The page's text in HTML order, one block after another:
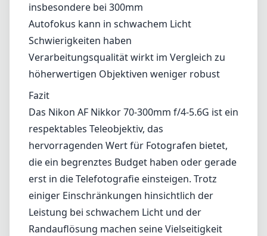
insbesondere bei 300mm
Autofokus kann in schwachem Licht
Schwierigkeiten haben
Verarbeitungsqualität wirkt im Vergleich zu
höherwertigen Objektiven weniger robust
Fazit
Das Nikon AF Nikkor 70-300mm f/4-5.6G ist ein
respektables Teleobjektiv, das
hervorragenden Wert für Fotografen bietet,
die ein begrenztes Budget haben oder gerade
erst in die Telefotografie einsteigen. Trotz
einiger Einschränkungen hinsichtlich der
Leistung bei schwachem Licht und der
Randauflösung machen seine Vielseitigkeit